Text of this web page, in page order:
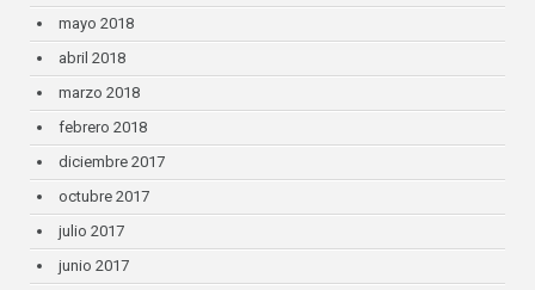
mayo 2018
abril 2018
marzo 2018
febrero 2018
diciembre 2017
octubre 2017
julio 2017
junio 2017